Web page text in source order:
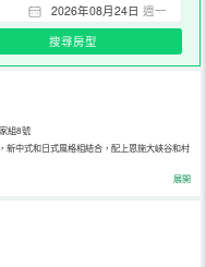
2026年08月24日 週一
搜尋房型
組8號
新中式和日式風格相結合，配上恩施大峽谷和村
地縫2期200米；距離沐撫古鎮主街道2公里，
院落或者日式公區裡面閒坐聊天放鬆。民宿環
場和充電樁，車可直接到達民宿門口，處處體
每一個來到這裡，回到這裡的家人都有回到家
展開